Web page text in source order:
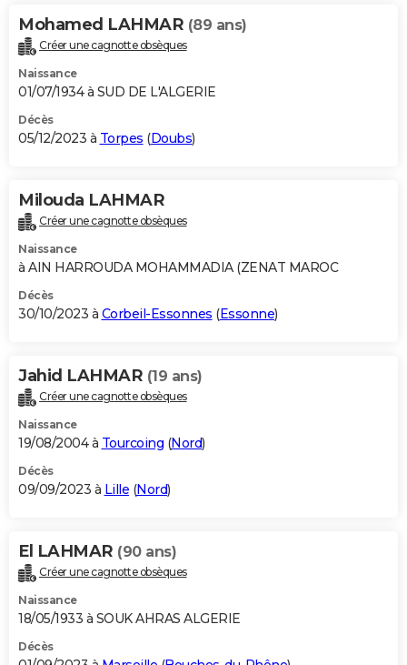
Mohamed LAHMAR (89 ans)
Créer une cagnotte obsèques
Naissance
01/07/1934 à SUD DE L'ALGERIE
Décès
05/12/2023 à Torpes (Doubs)
Milouda LAHMAR
Créer une cagnotte obsèques
Naissance
à AIN HARROUDA MOHAMMADIA (ZENAT MAROC
Décès
30/10/2023 à Corbeil-Essonnes (Essonne)
Jahid LAHMAR (19 ans)
Créer une cagnotte obsèques
Naissance
19/08/2004 à Tourcoing (Nord)
Décès
09/09/2023 à Lille (Nord)
El LAHMAR (90 ans)
Créer une cagnotte obsèques
Naissance
18/05/1933 à SOUK AHRAS ALGERIE
Décès